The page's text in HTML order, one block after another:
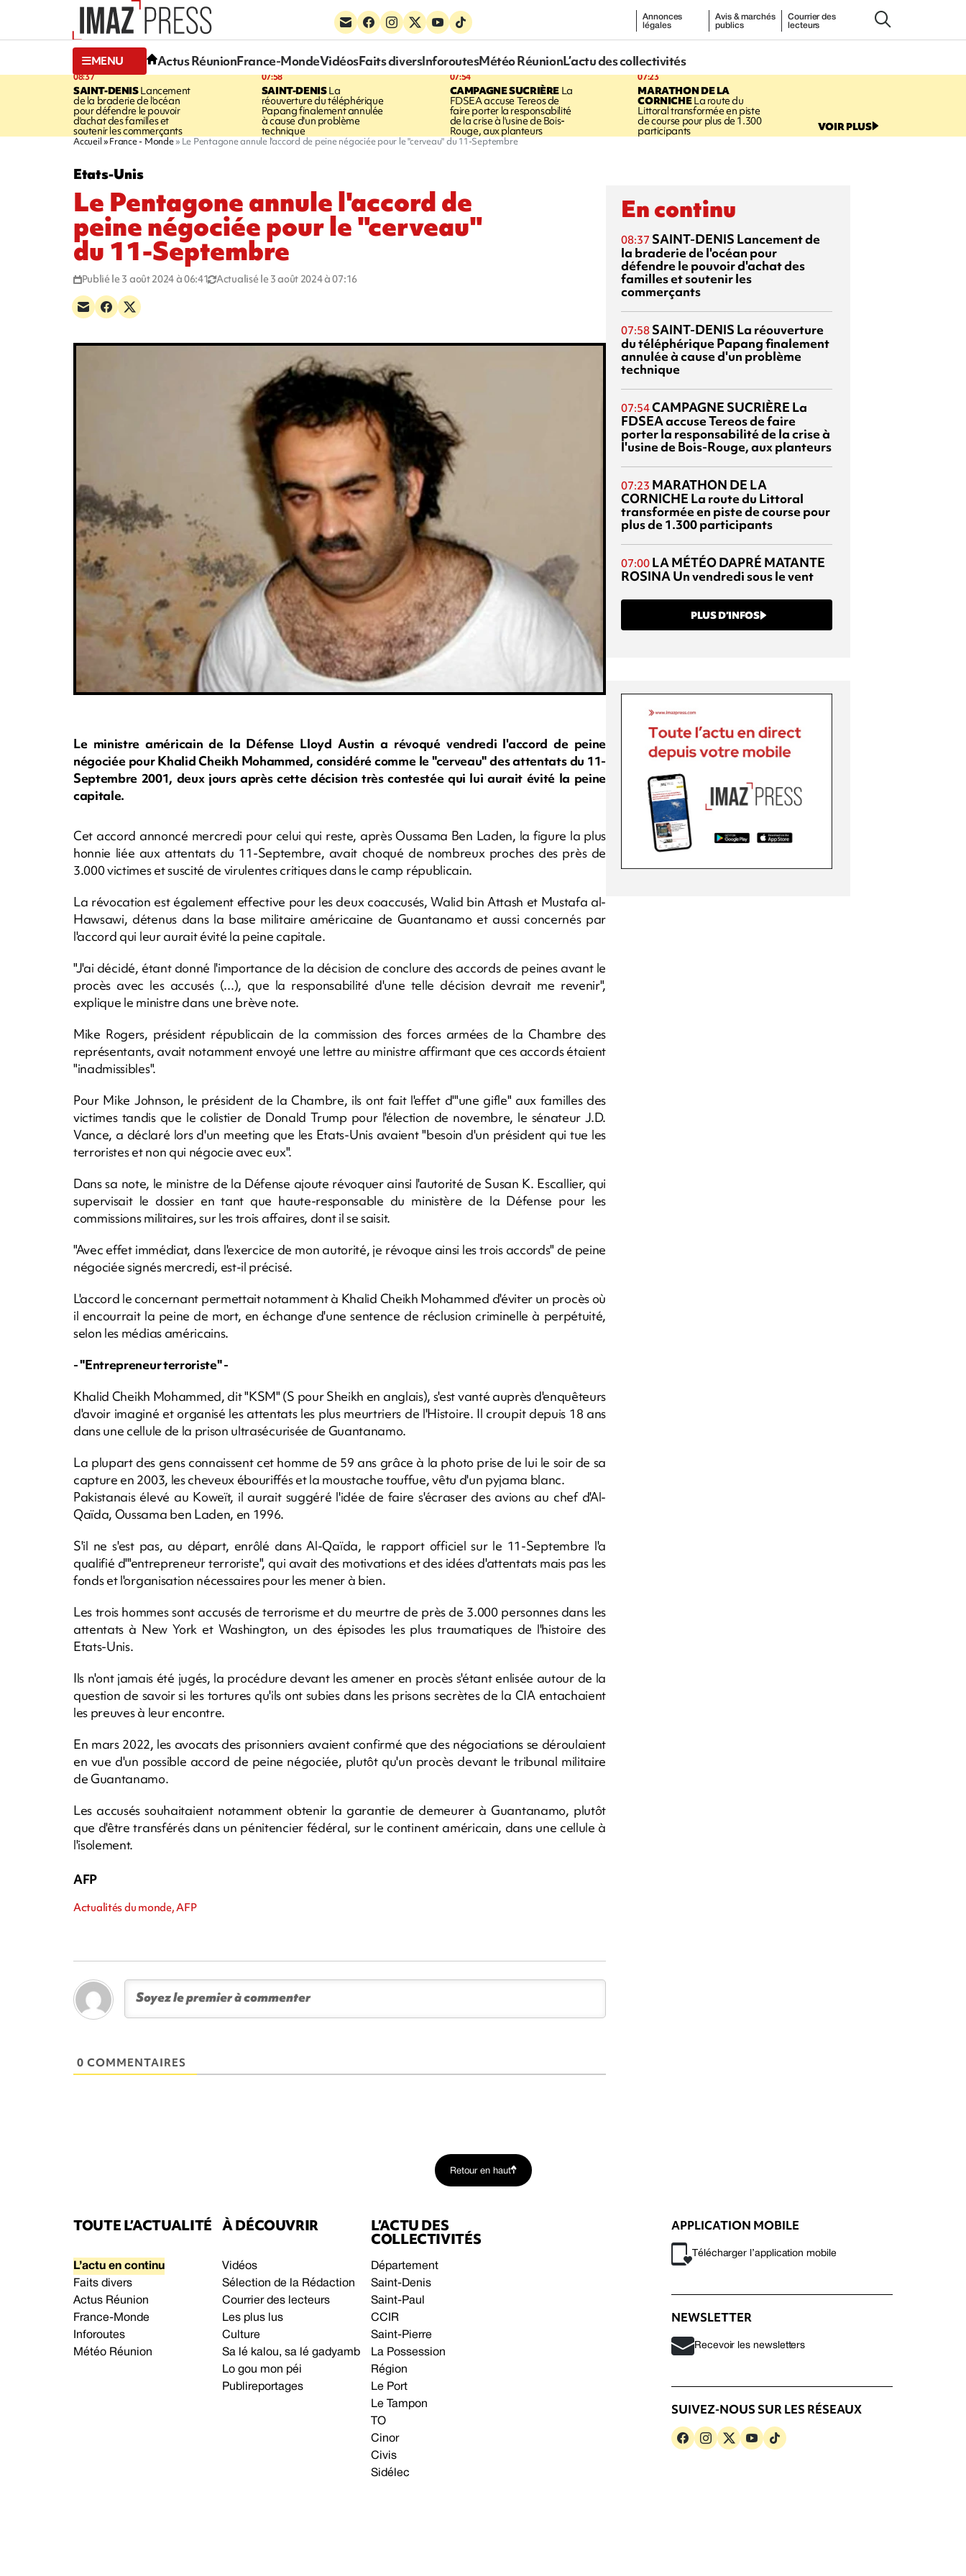
Annonces
légales
Avis & marchés
publics
Courrier des
lecteurs
MENU Actus RéunionFrance-MondeVidéosFaits diversInforoutesMétéo RéunionL’actu des collectivités
08:37
SAINT-DENISLancement
de la braderie de l'océan
pour défendre le pouvoir
d'achat des familles et
soutenir les commerçants
07:58
SAINT-DENISLa
réouverture du téléphérique
Papang finalement annulée
à cause d'un problème
technique
07:54
CAMPAGNE SUCRIÈRE La
FDSEA accuse Tereos de
faire porter la responsabilité
de la crise à l'usine de Bois-
Rouge, aux planteurs
07:23
MARATHON DE LA
CORNICHELa route du
Littoral transformée en piste
de course pour plus de 1.300
participants VOIR PLUS
Accueil France - Monde Le Pentagone annule l'accord de peine négociée pour le "cerveau" du 11-Septembre
Etats-Unis
Le Pentagone annule l'accord de
peine négociée pour le "cerveau"
du 11-Septembre
Publié le 3 août 2024 à 06:41 Actualisé le 3 août 2024 à 07:16
Le ministre américain de la Défense Lloyd Austin a révoqué vendredi l'accord de peine
négociée pour Khalid Cheikh Mohammed, considéré comme le "cerveau" des attentats du 11-
Septembre 2001, deux jours après cette décision très contestée qui lui aurait évité la peine
capitale.
Cet accord annoncé mercredi pour celui qui reste, après Oussama Ben Laden, la figure la plus
honnie liée aux attentats du 11-Septembre, avait choqué de nombreux proches des près de
3.000 victimes et suscité de virulentes critiques dans le camp républicain.
La révocation est également effective pour les deux coaccusés, Walid bin Attash et Mustafa al-
Hawsawi, détenus dans la base militaire américaine de Guantanamo et aussi concernés par
l'accord qui leur aurait évité la peine capitale.
"J'ai décidé, étant donné l'importance de la décision de conclure des accords de peines avant le
procès avec les accusés (...), que la responsabilité d'une telle décision devrait me revenir",
explique le ministre dans une brève note.
Mike Rogers, président républicain de la commission des forces armées de la Chambre des
représentants, avait notamment envoyé une lettre au ministre affirmant que ces accords étaient
"inadmissibles".
Pour Mike Johnson, le président de la Chambre, ils ont fait l'effet d'"une gifle" aux familles des
victimes tandis que le colistier de Donald Trump pour l'élection de novembre, le sénateur J.D.
Vance, a déclaré lors d'un meeting que les Etats-Unis avaient "besoin d'un président qui tue les
terroristes et non qui négocie avec eux".
Dans sa note, le ministre de la Défense ajoute révoquer ainsi l'autorité de Susan K. Escallier, qui
supervisait le dossier en tant que haute-responsable du ministère de la Défense pour les
commissions militaires, sur les trois affaires, dont il se saisit.
"Avec effet immédiat, dans l'exercice de mon autorité, je révoque ainsi les trois accords" de peine
négociée signés mercredi, est-il précisé.
L'accord le concernant permettait notamment à Khalid Cheikh Mohammed d'éviter un procès où
il encourrait la peine de mort, en échange d'une sentence de réclusion criminelle à perpétuité,
selon les médias américains.
- "Entrepreneur terroriste" -
Khalid Cheikh Mohammed, dit "KSM" (S pour Sheikh en anglais), s'est vanté auprès d'enquêteurs
d'avoir imaginé et organisé les attentats les plus meurtriers de l'Histoire. Il croupit depuis 18 ans
dans une cellule de la prison ultrasécurisée de Guantanamo.
La plupart des gens connaissent cet homme de 59 ans grâce à la photo prise de lui le soir de sa
capture en 2003, les cheveux ébouriffés et la moustache touffue, vêtu d'un pyjama blanc.
Pakistanais élevé au Koweït, il aurait suggéré l'idée de faire s'écraser des avions au chef d'Al-
Qaïda, Oussama ben Laden, en 1996.
S'il ne s'est pas, au départ, enrôlé dans Al-Qaïda, le rapport officiel sur le 11-Septembre l'a
qualifié d'"entrepreneur terroriste", qui avait des motivations et des idées d'attentats mais pas les
fonds et l'organisation nécessaires pour les mener à bien.
Les trois hommes sont accusés de terrorisme et du meurtre de près de 3.000 personnes dans les
attentats à New York et Washington, un des épisodes les plus traumatiques de l'histoire des
Etats-Unis.
Ils n'ont jamais été jugés, la procédure devant les amener en procès s'étant enlisée autour de la
question de savoir si les tortures qu'ils ont subies dans les prisons secrètes de la CIA entachaient
les preuves à leur encontre.
En mars 2022, les avocats des prisonniers avaient confirmé que des négociations se déroulaient
en vue d'un possible accord de peine négociée, plutôt qu'un procès devant le tribunal militaire
de Guantanamo.
Les accusés souhaitaient notamment obtenir la garantie de demeurer à Guantanamo, plutôt
que d'être transférés dans un pénitencier fédéral, sur le continent américain, dans une cellule à
l'isolement.
AFP
Actualités du monde, AFP
0 COMMENTAIRES
En continu
08:37 SAINT-DENIS Lancement de
la braderie de l'océan pour
défendre le pouvoir d'achat des
familles et soutenir les
commerçants
07:58 SAINT-DENIS La réouverture
du téléphérique Papang finalement
annulée à cause d'un problème
technique
07:54CAMPAGNE SUCRIÈRE La
FDSEA accuse Tereos de faire
porter la responsabilité de la crise à
l'usine de Bois-Rouge, aux planteurs
07:23 MARATHON DE LA
CORNICHE La route du Littoral
transformée en piste de course pour
plus de 1.300 participants
07:00 LA MÉTÉO DAPRÉ MATANTE
ROSINAUn vendredi sous le vent
PLUS D’INFOS
Retour en haut
TOUTE L’ACTUALITÉ
L’actu en continu
Faits divers
Actus Réunion
France-Monde
Inforoutes
Météo Réunion
À DÉCOUVRIR
Vidéos
Sélection de la Rédaction
Courrier des lecteurs
Les plus lus
Culture
Sa lé kalou, sa lé gadyamb
Lo gou mon péi
Publireportages
L’ACTU DES
COLLECTIVITÉS
Département
Saint-Denis
Saint-Paul
CCIR
Saint-Pierre
La Possession
Région
Le Port
Le Tampon
TO
Cinor
Civis
Sidélec
APPLICATION MOBILE
Télécharger l’application mobile
NEWSLETTER
Recevoir les newsletters
SUIVEZ-NOUS SUR LES RÉSEAUX